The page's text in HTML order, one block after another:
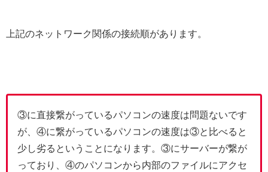
上記のネットワーク関係の接続順があります。
③に直接繋がっているパソコンの速度は問題ないです
が、④に繋がっているパソコンの速度は③と比べると
少し劣るということになります。③にサーバーが繋が
っており、④のパソコンから内部のファイルにアクセ